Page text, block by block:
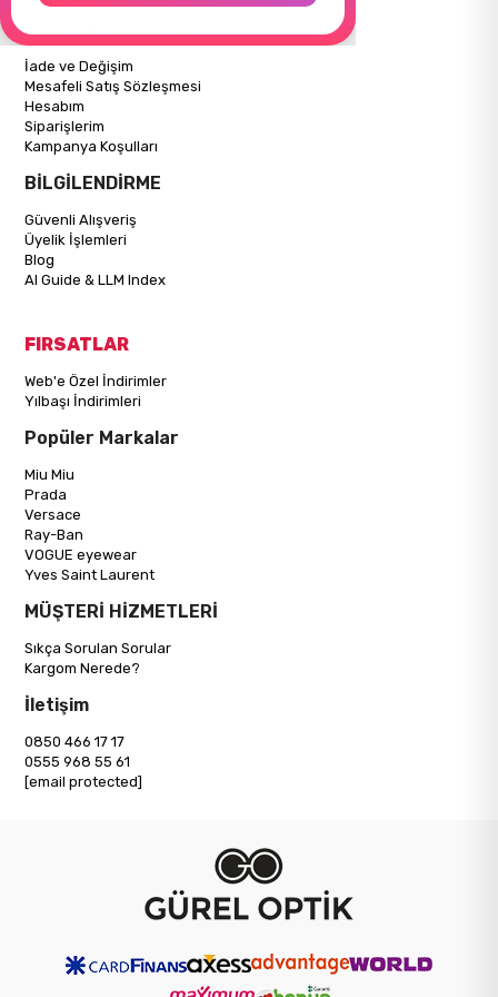
ALIŞVERİŞ BİLGİLERİ
İade ve Değişim
Mesafeli Satış Sözleşmesi
Hesabım
Siparişlerim
Kampanya Koşulları
BİLGİLENDİRME
Güvenli Alışveriş
Üyelik İşlemleri
Blog
AI Guide & LLM Index
FIRSATLAR
Web'e Özel İndirimler
Yılbaşı İndirimleri
Popüler Markalar
Miu Miu
Prada
Versace
Ray-Ban
VOGUE eyewear
Yves Saint Laurent
MÜŞTERİ HİZMETLERİ
Sıkça Sorulan Sorular
Kargom Nerede?
İletişim
0850 466 17 17
0555 968 55 61
[email protected]